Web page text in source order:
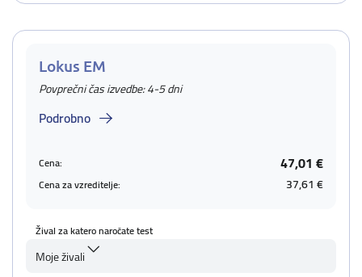
Lokus EM
Povprečni čas izvedbe: 4-5 dni
Podrobno
Cena: 47,01 €
Cena za vzreditelje: 37,61 €
Žival za katero naročate test
Moje živali